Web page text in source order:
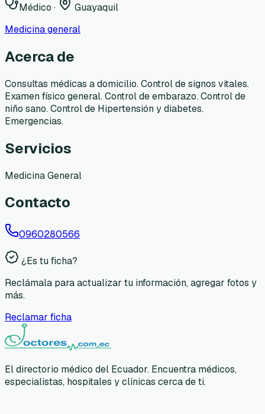
Médico ·
Guayaquil
Medicina general
Acerca de
Consultas médicas a domicilio. Control de signos vitales.
Examen físico general. Control de embarazo. Control de
niño sano. Control de Hipertensión y diabetes.
Emergencias.
Servicios
Medicina General
Contacto
0960280566
¿Es tu ficha?
Reclámala para actualizar tu información, agregar fotos y
más.
Reclamar ficha
El directorio médico del Ecuador. Encuentra médicos,
especialistas, hospitales y clínicas cerca de ti.